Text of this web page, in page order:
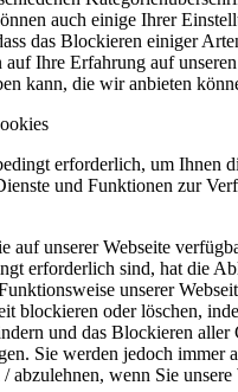
auch einige Ihrer
das Blockieren einiger
Ihre Erfahrung auf
kann, die wir anbieten
erforderlich, um Ihnen
und Funktionen zur
auf unserer Webseite
erforderlich sind, hat die
unserer
blockieren oder löschen,
und das Blockieren aller
Sie werden jedoch immer
abzulehnen, wenn Sie unsere